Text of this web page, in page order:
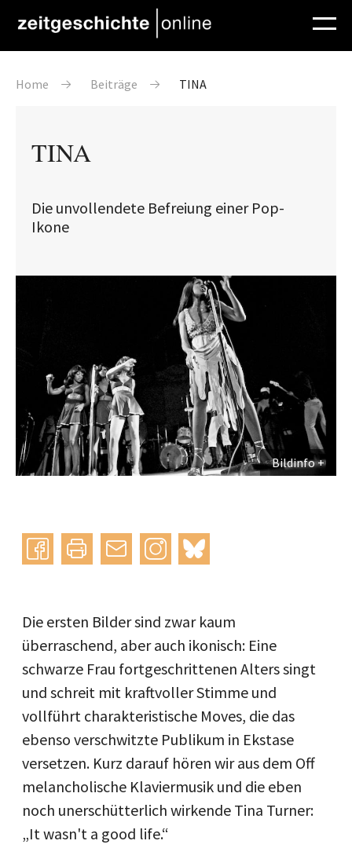
Pfadnavigation
Home Beiträge TINA
TINA
Die unvollendete Befreiung einer Pop-
Ikone
Bildinfo
Instagram
bluesky
Die ersten Bilder sind zwar kaum
überraschend, aber auch ikonisch: Eine
schwarze Frau fortgeschrittenen Alters singt
und schreit mit kraftvoller Stimme und
vollführt charakteristische Moves, die das
ebenso verschwitzte Publikum in Ekstase
versetzen. Kurz darauf hören wir aus dem Off
melancholische Klaviermusik und die eben
noch unerschütterlich wirkende Tina Turner:
„It wasn't a good life.“